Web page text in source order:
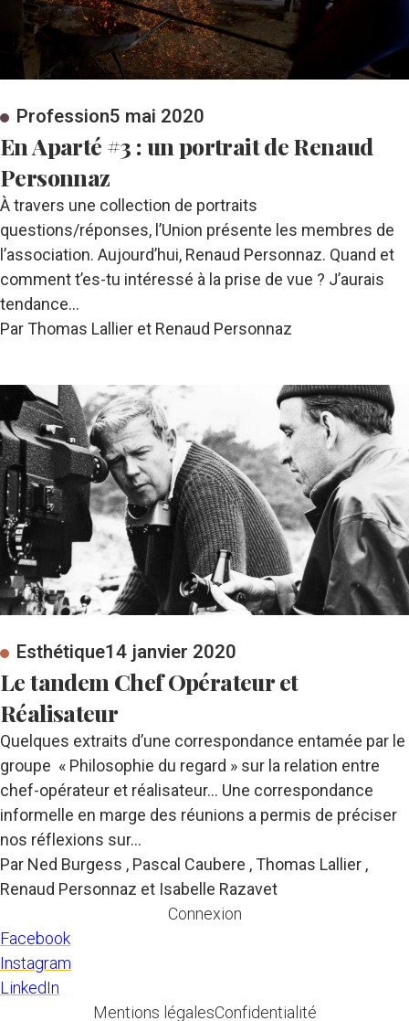
Profession5 mai 2020
En Aparté #3 : un portrait de Renaud
Personnaz
À travers une collection de portraits
questions/réponses, l’Union présente les membres de
l’association. Aujourd’hui, Renaud Personnaz. Quand et
comment t’es-tu intéressé à la prise de vue ? J’aurais
tendance…
Par Thomas Lallier et Renaud Personnaz
Esthétique14 janvier 2020
Le tandem Chef Opérateur et
Réalisateur
Quelques extraits d’une correspondance entamée par le
groupe « Philosophie du regard » sur la relation entre
chef-opérateur et réalisateur… Une correspondance
informelle en marge des réunions a permis de préciser
nos réflexions sur…
Par Ned Burgess , Pascal Caubere , Thomas Lallier ,
Renaud Personnaz et Isabelle Razavet
Connexion
Facebook
Instagram
LinkedIn
Mentions légalesConfidentialité